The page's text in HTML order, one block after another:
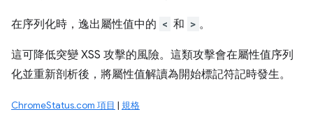
在序列化時，逸出屬性值中的 < 和 > 。
這可降低突變 XSS 攻擊的風險。這類攻擊會在屬性值序列
化並重新剖析後，將屬性值解讀為開始標記符記時發生。
ChromeStatus.com 項目 | 規格